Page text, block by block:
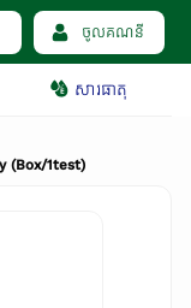
ចូលគណនី
សារធាតុ
(Box/1test)